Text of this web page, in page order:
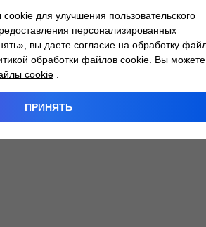
для улучшения пользовательского
персонализированных
вы даете согласие на обработку
обработки файлов cookie . Вы можете
cookie
ПРИНЯТЬ